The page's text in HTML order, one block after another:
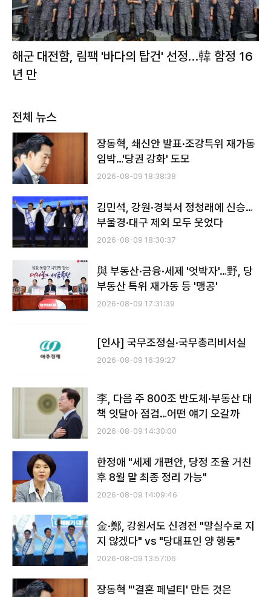
해군 대전함, 림팩 '바다의 탑건' 선정…韓 함정 16
년 만
전체 뉴스
장동혁, 쇄신안 발표·조강특위 재가동
임박…'당권 강화' 도모
2026-08-09 18:38:38
김민석, 강원·경북서 정청래에 신승…
부울경·대구 제외 모두 웃었다
2026-08-09 18:30:37
與 부동산·금융·세제 '엇박자'…野, 당
부동산 특위 재가동 등 '맹공'
2026-08-09 17:31:39
[인사] 국무조정실·국무총리비서실
2026-08-09 16:39:27
李, 다음 주 800조 반도체·부동산 대
책 잇달아 점검…어떤 얘기 오갈까
2026-08-09 14:30:00
한정애 "세제 개편안, 당정 조율 거친
후 8월 말 최종 정리 가능"
2026-08-09 14:09:46
金·鄭, 강원서도 신경전 "말실수로 지
지 않겠다" vs "당대표인 양 행동"
2026-08-09 13:57:06
장동혁 "'결혼 페널티' 만든 것은